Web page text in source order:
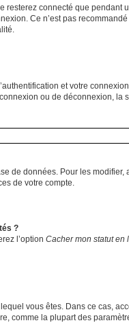
resterez connecté que pendant
Ce n’est pas
et votre
ou de déconnexion, la
de données. Pour les modifier,
de votre compte.
?
l’option Cacher mon statut en
vous êtes. Dans ce cas,
comme la plupart des